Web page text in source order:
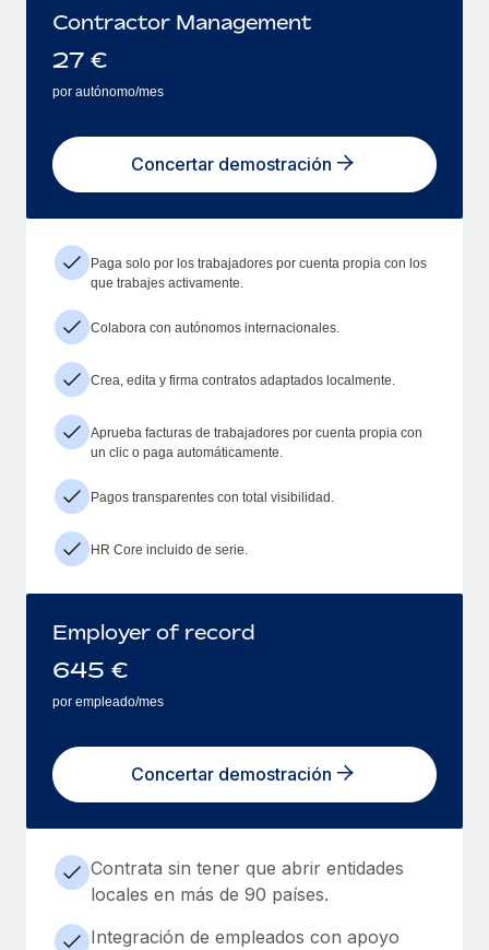
Contractor Management
27 €
por autónomo/mes
Concertar demostración
Paga solo por los trabajadores por cuenta propia con los
que trabajes activamente.
Colabora con autónomos internacionales.
Crea, edita y firma contratos adaptados localmente.
Aprueba facturas de trabajadores por cuenta propia con
un clic o paga automáticamente.
Pagos transparentes con total visibilidad.
HR Core incluido de serie.
Employer of record
645 €
por empleado/mes
Concertar demostración
Contrata sin tener que abrir entidades
locales en más de 90 países.
Integración de empleados con apoyo